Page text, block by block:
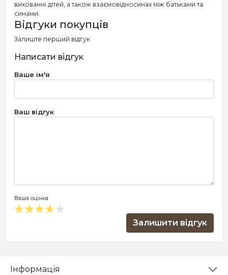
вихованні дітей, а також взаємовідносинах між батьками та
синами.
Відгуки покупців
Залиште перший відгук
Написати відгук
Ваше ім'я
Ваш відгук
Ваша оцінка
Залишити відгук
Інформація